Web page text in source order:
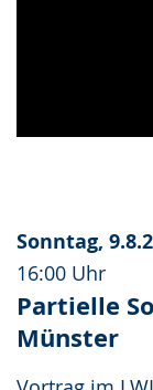
Sonntag,
16:00 Uhr
Partielle
Münster